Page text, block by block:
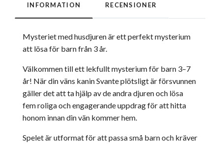
INFORMATION RECENSIONER
Mysteriet med husdjuren är ett perfekt mysterium
att lösa för barn från 3 år.
Välkommen till ett lekfullt mysterium för barn 3–7
år! När din väns kanin Svante plötsligt är försvunnen
gäller det att ta hjälp av de andra djuren och lösa
fem roliga och engagerande uppdrag för att hitta
honom innan din vän kommer hem.
Spelet är utformat för att passa små barn och kräver